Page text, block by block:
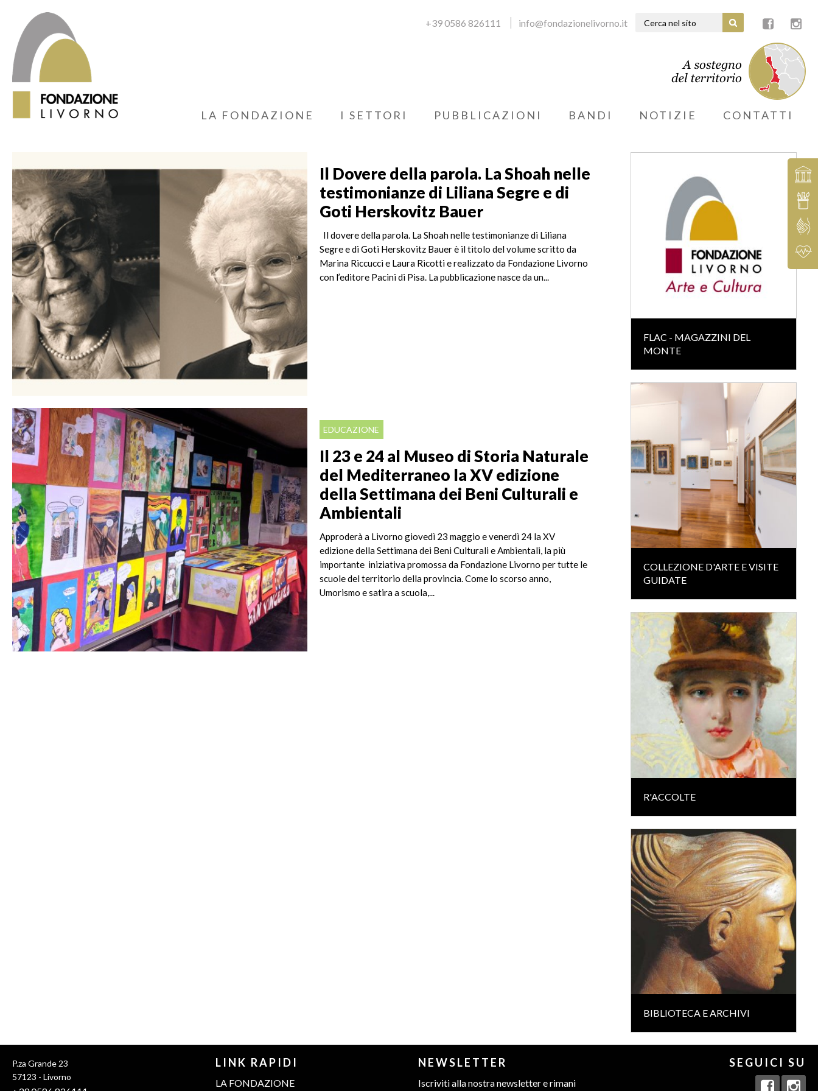
+39 0586 826111 info@fondazionelivorno.it
LA FONDAZIONE I SETTORI PUBBLICAZIONI BANDI NOTIZIE CONTATTI
Il Dovere della parola. La Shoah nelle
testimonianze di Liliana Segre e di
Goti Herskovitz Bauer
Il dovere della parola. La Shoah nelle testimonianze di Liliana
Segre e di Goti Herskovitz Bauer è il titolo del volume scritto da
Marina Riccucci e Laura Ricotti e realizzato da Fondazione Livorno
con l’editore Pacini di Pisa. La pubblicazione nasce da un...
EDUCAZIONE
Il 23 e 24 al Museo di Storia Naturale
del Mediterraneo la XV edizione
della Settimana dei Beni Culturali e
Ambientali
Approderà a Livorno giovedì 23 maggio e venerdì 24 la XV
edizione della Settimana dei Beni Culturali e Ambientali, la più
importante iniziativa promossa da Fondazione Livorno per tutte le
scuole del territorio della provincia. Come lo scorso anno,
Umorismo e satira a scuola,...
FLAC - MAGAZZINI DEL
MONTE
COLLEZIONE D'ARTE E VISITE
GUIDATE
R'ACCOLTE
BIBLIOTECA E ARCHIVI
P.za Grande 23
57123 - Livorno
LINK RAPIDI
LA FONDAZIONE
NEWSLETTER
Iscriviti alla nostra newsletter e rimani
SEGUICI SU